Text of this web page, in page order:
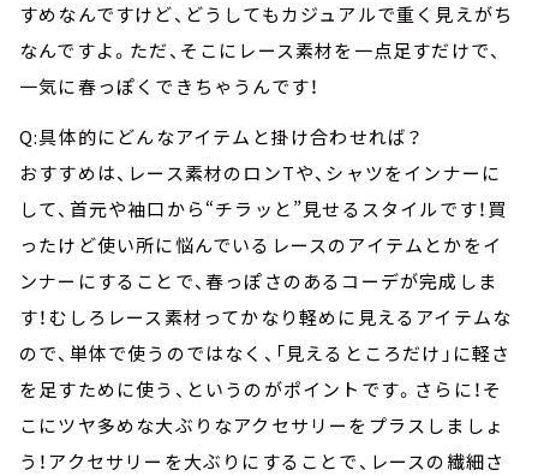
すめなんですけど、どうしてもカジュアルで重く見えがち
なんですよ。ただ、そこにレース素材を一点足すだけで、
一気に春っぽくできちゃうんです！
Q:具体的にどんなアイテムと掛け合わせれば？
おすすめは、レース素材のロンTや、シャツをインナーに
して、首元や袖口から“チラッと”見せるスタイルです！買
ったけど使い所に悩んでいるレースのアイテムとかをイ
ンナーにすることで、春っぽさのあるコーデが完成しま
す！むしろレース素材ってかなり軽めに見えるアイテムな
ので、単体で使うのではなく、「見えるところだけ」に軽さ
を足すために使う、というのがポイントです。さらに！そ
こにツヤ多めな大ぶりなアクセサリーをプラスしましょ
う！アクセサリーを大ぶりにすることで、レースの繊細さ